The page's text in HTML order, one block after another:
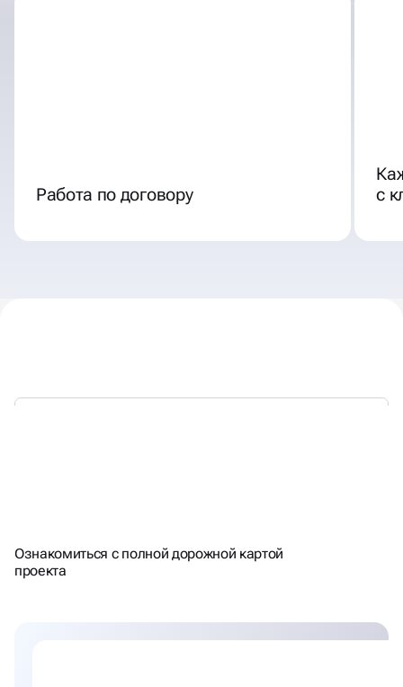
Работа по договору
с
СЧИТАЕМ ПЛАН\ФАКТ
МЕСЯЦ. РАБОТАЕМ С KPI
Ознакомиться с полной дорожной картой
проекта